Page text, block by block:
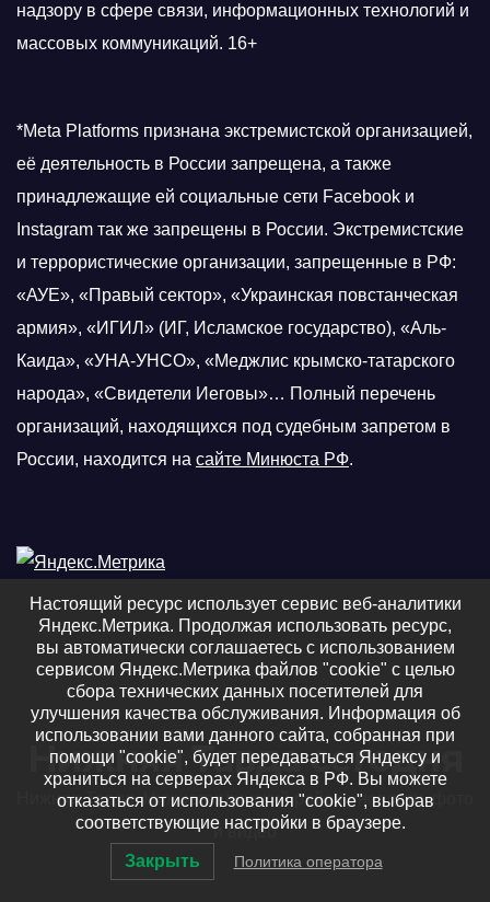
надзору в сфере связи, информационных технологий и
массовых коммуникаций. 16+
*Meta Platforms признана экстремистской организацией,
её деятельность в России запрещена, а также
принадлежащие ей социальные сети Facebook и
Instagram так же запрещены в России. Экстремистские
и террористические организации, запрещенные в РФ:
«АУЕ», «Правый сектор», «Украинская повстанческая
армия», «ИГИЛ» (ИГ, Исламское государство), «Аль-
Каида», «УНА-УНСО», «Меджлис крымско-татарского
народа», «Свидетели Иеговы»… Полный перечень
организаций, находящихся под судебным запретом в
России, находится на сайте Минюста РФ.
Нижняя Тавда сегодня
Нижняя Тавда, Нижнетавдинский район - новости, фото
и видео
Настоящий ресурс использует сервис веб-аналитики
Яндекс.Метрика. Продолжая использовать ресурс,
вы автоматически соглашаетесь с использованием
сервисом Яндекс.Метрика файлов "cookie" с целью
сбора технических данных посетителей для
улучшения качества обслуживания. Информация об
использовании вами данного сайта, собранная при
помощи "cookie", будет передаваться Яндексу и
храниться на серверах Яндекса в РФ. Вы можете
отказаться от использования "cookie", выбрав
соответствующие настройки в браузере.
Закрыть Политика оператора